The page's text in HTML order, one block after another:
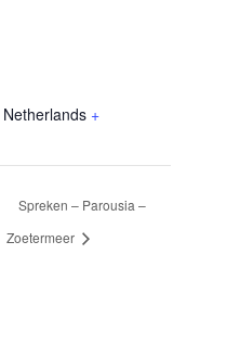
Netherlands +
Spreken – Parousia –
Zoetermeer